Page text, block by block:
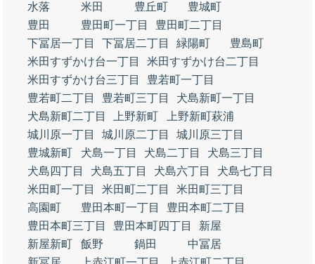
水落
米田 豊丘町
豊城町
豊田
豊田町一丁目
豊田町二丁目
下冨居一丁目
下冨居二丁目 緑陽町
豊島町
米田すずかけ台一丁目
米田すずかけ台二丁目
米田すずかけ台三丁目
豊若町一丁目
豊若町二丁目
豊若町三丁目
犬島新町一丁目
犬島新町二丁目
上野新町
上野新町萩浦
城川原一丁目
城川原二丁目
城川原三丁目
豊城新町
犬島一丁目 犬島二丁目
犬島三丁目
犬島四丁目
犬島五丁目 犬島六丁目
犬島七丁目
米田町一丁目
米田町二丁目
米田町三丁目
高園町
豊田本町一丁目
豊田本町二丁目
豊田本町三丁目
豊田本町四丁目
新屋
新屋新町
飯野 鍋田
中冨居